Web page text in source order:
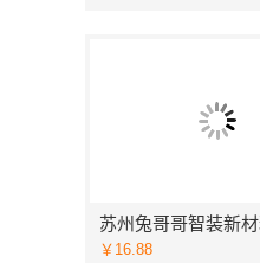
￥16.88